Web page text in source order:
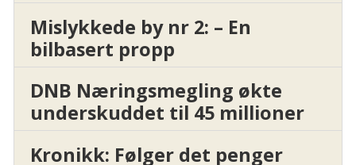
Mislykkede by nr 2: – En
bilbasert propp
DNB Næringsmegling økte
underskuddet til 45 millioner
Kronikk: Følger det penger